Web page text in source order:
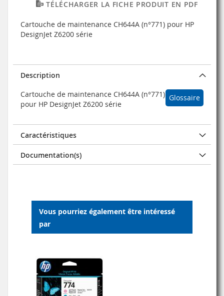
TÉLÉCHARGER LA FICHE PRODUIT EN PDF
Cartouche de maintenance CH644A (n°771) pour HP
DesignJet Z6200 série
Description
Glossaire
Cartouche de maintenance CH644A (n°771)
pour HP DesignJet Z6200 série
Caractéristiques
Documentation(s)
Vous pourriez également être intéressé
par